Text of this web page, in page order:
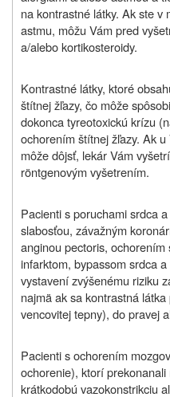
na kontrastné látky. Ak ste v
astmu, môžu Vám pred
a/alebo kortikosteroidy.
Kontrastné látky, ktoré
štítnej žľazy, čo môže
dokonca tyreotoxickú krízu
ochorením štítnej žľazy. Ak
môže dôjsť, lekár Vám
röntgenovým vyšetrením.
Pacienti s poruchami srdca
slabosťou, závažným
anginou pectoris,
infarktom, bypassom srdca
vystavení zvýšenému riziku
najmä ak sa kontrastná
vencovitej tepny), do pravej
Pacienti s ochorením
ochorenie), ktorí
krátkodobú vazokonstrikciu